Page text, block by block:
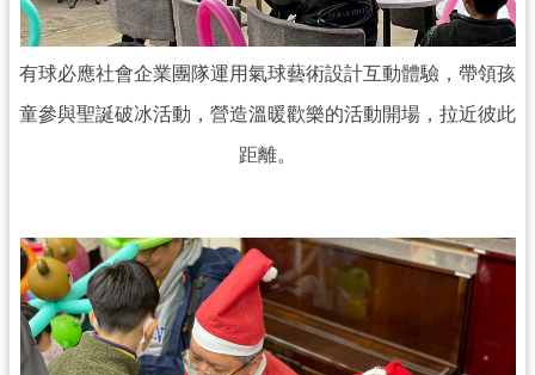
有球必應社會企業團隊運用氣球藝術設計互動體驗，帶領孩
童參與聖誕破冰活動，營造溫暖歡樂的活動開場，拉近彼此
距離。